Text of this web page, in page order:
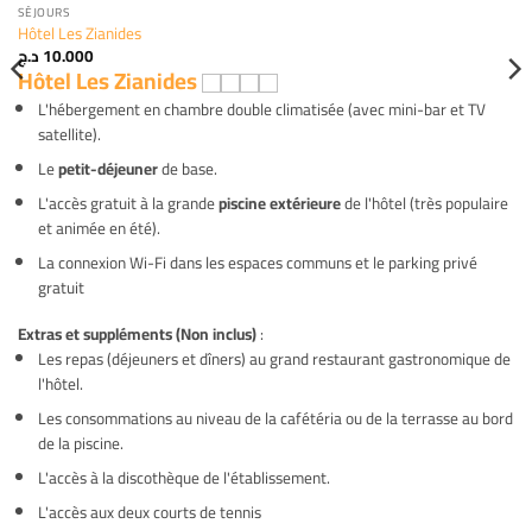
SÉJOURS
Hôtel Les Zianides
10.000د.ج
Hôtel Les Zianides
L'hébergement en chambre double climatisée (avec mini-bar et TV
satellite).
Lepetit-déjeunerde base.
L'accès gratuit à la grandepiscine extérieurede l'hôtel (très populaire
et animée en été).
La connexion Wi-Fi dans les espaces communs et le parking privé
gratuit
Extras et suppléments (Non inclus):
Les repas (déjeuners et dîners) au grand restaurant gastronomique de
l'hôtel.
Les consommations au niveau de la cafétéria ou de la terrasse au bord
de la piscine.
L'accès à la discothèque de l'établissement.
L'accès aux deux courts de tennis